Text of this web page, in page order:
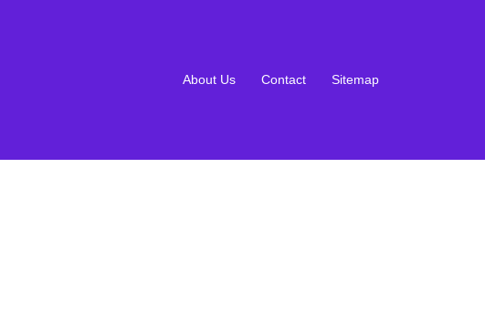
About Us Contact Sitemap